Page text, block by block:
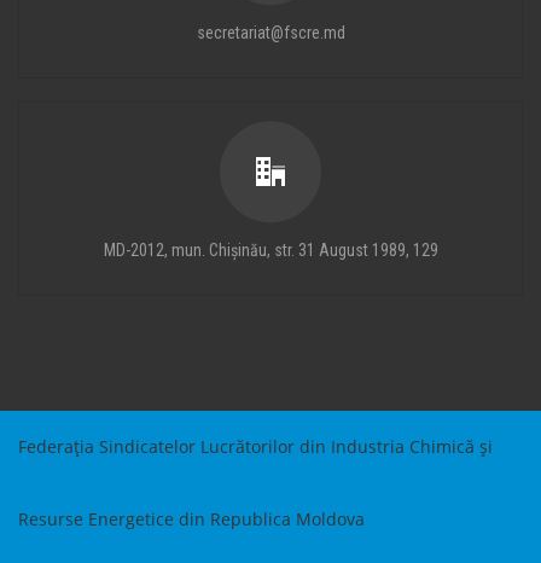
secretariat@fscre.md
MD-2012, mun. Chișinău, str. 31 August 1989, 129
Federația Sindicatelor Lucrătorilor din Industria Chimică și
Resurse Energetice din Republica Moldova